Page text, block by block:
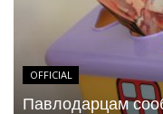
OFFICIAL
Павлодарцам